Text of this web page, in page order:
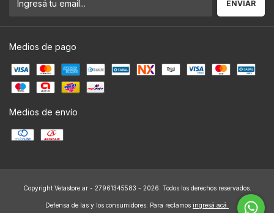
Medios de pago
Medios de envío
Copyright Vetastore.ar - 27961345583 - 2026. Todos los derechos reservados.
Defensa de las y los consumidores. Para reclamos ingresá acá.